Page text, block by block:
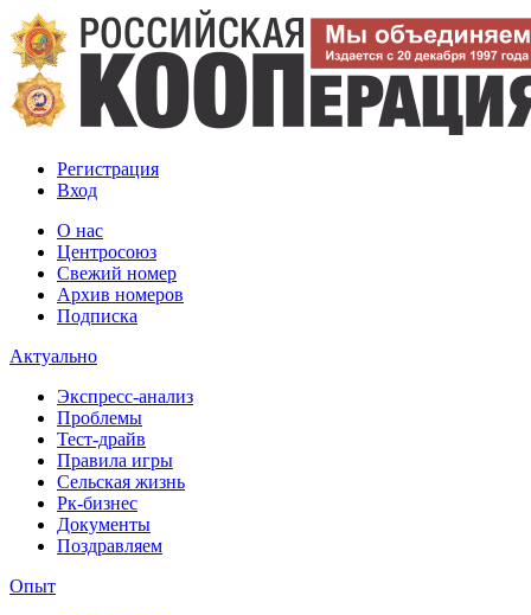
Регистрация
Вход
О нас
Центросоюз
Свежий номер
Архив номеров
Подписка
Актуально
Экспресс-анализ
Проблемы
Тест-драйв
Правила игры
Сельская жизнь
Рк-бизнес
Документы
Поздравляем
Опыт